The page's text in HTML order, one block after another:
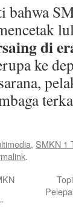
di
ke
, SMKN 1
.